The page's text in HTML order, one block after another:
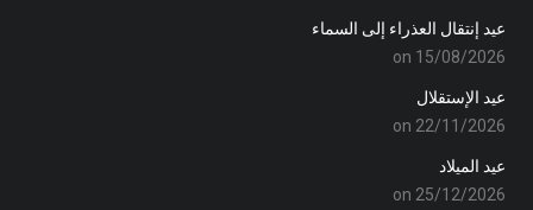
عيد إنتقال العذراء إلى السماء
on 15/08/2026
عيد الإستقلال
on 22/11/2026
عيد الميلاد
on 25/12/2026